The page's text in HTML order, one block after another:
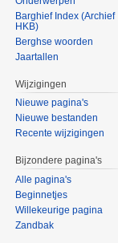
Barghief Index (Archief
HKB)
Berghse woorden
Jaartallen
Wijzigingen
Nieuwe pagina's
Nieuwe bestanden
Recente wijzigingen
Bijzondere pagina's
Alle pagina's
Beginnetjes
Willekeurige pagina
Zandbak